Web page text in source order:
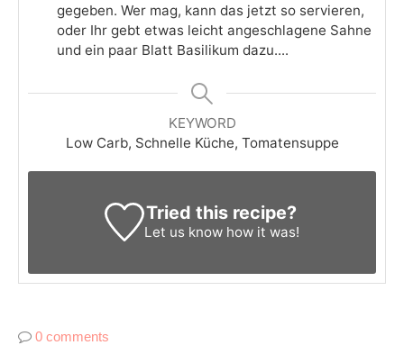
gegeben. Wer mag, kann das jetzt so servieren,
oder Ihr gebt etwas leicht angeschlagene Sahne
und ein paar Blatt Basilikum dazu....
KEYWORD
Low Carb, Schnelle Küche, Tomatensuppe
Tried this recipe?
Let us knowhow it was!
0 comments